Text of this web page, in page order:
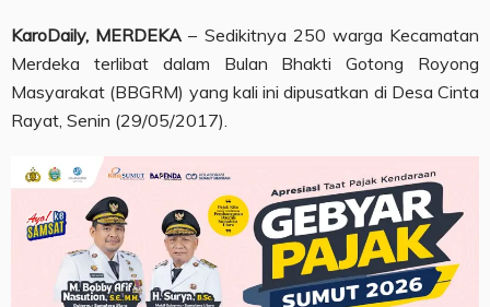
KaroDaily, MERDEKA – Sedikitnya 250 warga Kecamatan
Merdeka terlibat dalam Bulan Bhakti Gotong Royong
Masyarakat (BBGRM) yang kali ini dipusatkan di Desa Cinta
Rayat, Senin (29/05/2017).